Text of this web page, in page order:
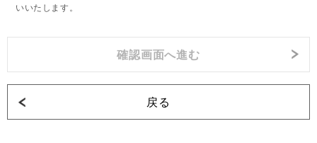
いいたします。
戻る